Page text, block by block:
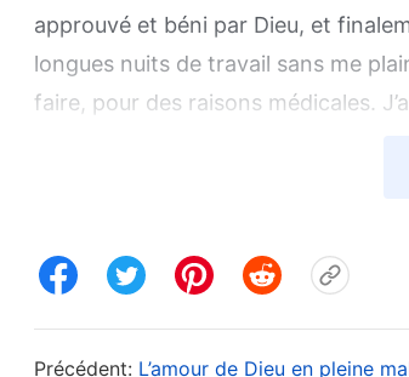
approuvé et béni par Dieu, et
longues nuits de travail sans me
faire, pour des raisons médicales.
croyance en Dieu avait toujours
bénédictions de Dieu. Je disais
c’était uniquement dans le but
Mes intentions étaient méprisables
Précédent: L’amour de Dieu en pleine